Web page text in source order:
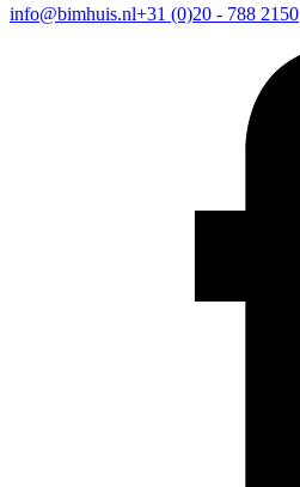
info@bimhuis.nl+31 (0)20 - 788 2150